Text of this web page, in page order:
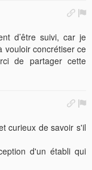
d’être suivi, car je
vouloir concrétiser ce
de partager cette
curieux de savoir s'il
d'un établi qui